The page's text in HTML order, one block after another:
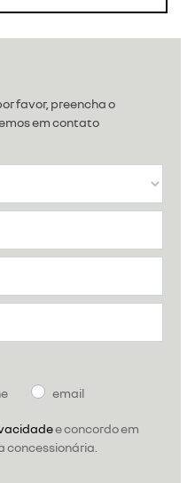
favor, preencha o
em contato
email
e concordo em
concessionária.